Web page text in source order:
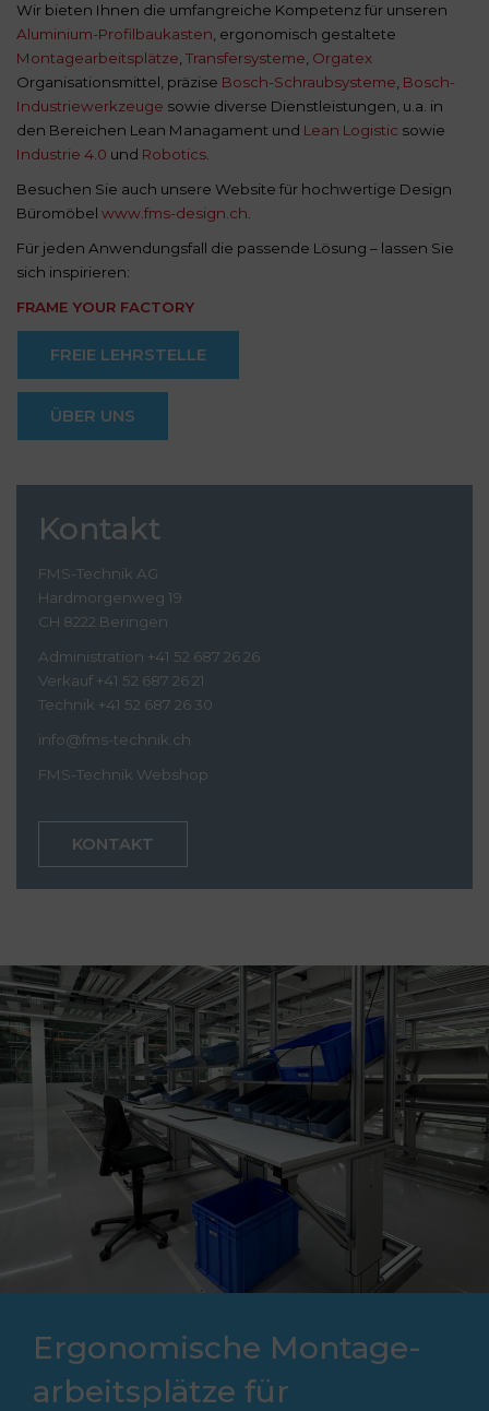
Wir bieten Ihnen die umfangreiche Kompetenz für unseren
Aluminium-Profilbaukasten , ergonomisch gestaltete
Montagearbeitsplätze Transfersysteme Orgatex
Organisationsmittel, präzise Bosch-Schraubsysteme Bosch-
Industriewerkzeuge sowie diverse Dienstleistungen, u.a. in
den Bereichen Lean Managament und Lean Logistic sowie
Industrie 4.0 und Robotics
Besuchen Sie auch unsere Website für hochwertige Design
Büromöbel www.fms-design.ch
Für jeden Anwendungsfall die passende Lösung – lassen Sie
sich inspirieren:
FRAME YOUR FACTORY
FREIE LEHRSTELLE
ÜBER UNS
Kontakt
FMS-Technik AG
Hardmorgenweg 19
CH 8222 Beringen
Administration +41 52 687 26 26
Verkauf +41 52 687 26 21
Technik +41 52 687 26 30
info@fms-technik.ch
FMS-Technik Webshop
KONTAKT
Ergonomische Montage­
arbeitsplätze für